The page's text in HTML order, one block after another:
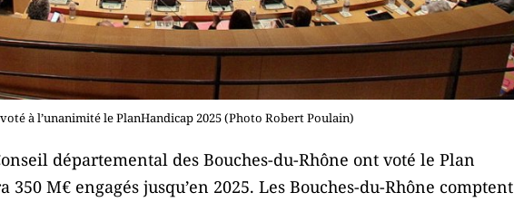
à l’unanimité le PlanHandicap 2025 (Photo Robert Poulain)
départemental des Bouches-du-Rhône ont voté le Plan
M€ engagés jusqu’en 2025. Les Bouches-du-Rhône comptent